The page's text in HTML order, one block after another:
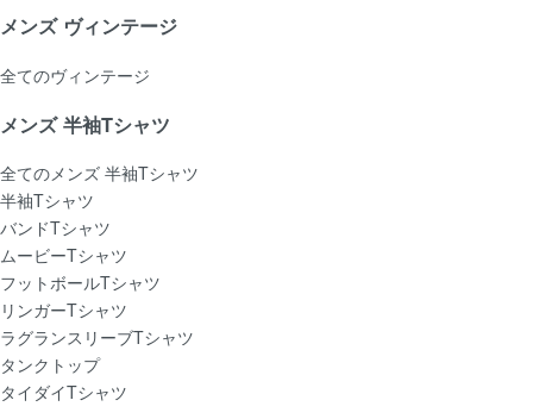
メンズ ヴィンテージ
全てのヴィンテージ
メンズ 半袖Tシャツ
全てのメンズ 半袖Tシャツ
半袖Tシャツ
バンドTシャツ
ムービーTシャツ
フットボールTシャツ
リンガーTシャツ
ラグランスリーブTシャツ
タンクトップ
タイダイTシャツ